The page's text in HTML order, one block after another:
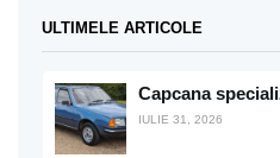
ULTIMELE ARTICOLE
Capcana
IULIE 31, 2026